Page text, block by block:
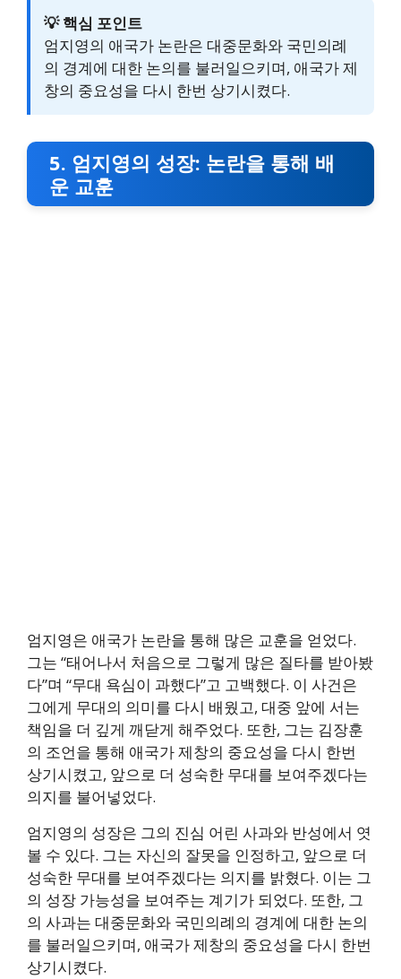
💡 핵심 포인트
엄지영의 애국가 논란은 대중문화와 국민의례
의 경계에 대한 논의를 불러일으키며, 애국가 제
창의 중요성을 다시 한번 상기시켰다.
5. 엄지영의 성장: 논란을 통해 배
운 교훈
엄지영은 애국가 논란을 통해 많은 교훈을 얻었다.
그는 “태어나서 처음으로 그렇게 많은 질타를 받아봤
다”며 “무대 욕심이 과했다”고 고백했다. 이 사건은
그에게 무대의 의미를 다시 배웠고, 대중 앞에 서는
책임을 더 깊게 깨닫게 해주었다. 또한, 그는 김장훈
의 조언을 통해 애국가 제창의 중요성을 다시 한번
상기시켰고, 앞으로 더 성숙한 무대를 보여주겠다는
의지를 불어넣었다.
엄지영의 성장은 그의 진심 어린 사과와 반성에서 엿
볼 수 있다. 그는 자신의 잘못을 인정하고, 앞으로 더
성숙한 무대를 보여주겠다는 의지를 밝혔다. 이는 그
의 성장 가능성을 보여주는 계기가 되었다. 또한, 그
의 사과는 대중문화와 국민의례의 경계에 대한 논의
를 불러일으키며, 애국가 제창의 중요성을 다시 한번
상기시켰다.